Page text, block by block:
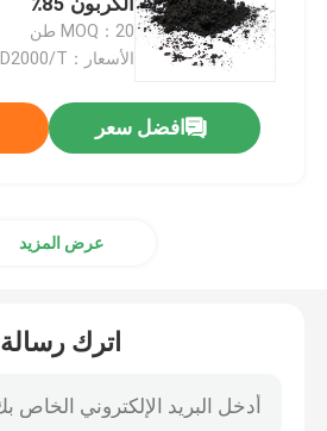
فحم الكوك الجرافيت البترولي
مادة الأنود الجرافيت
مسحوق الجرافيت القابل للتمدد
MOQ：20 طن
الأسعار：USD300/T-USD2000/T
افضل سعر
عرض المزيد
اترك رسالة